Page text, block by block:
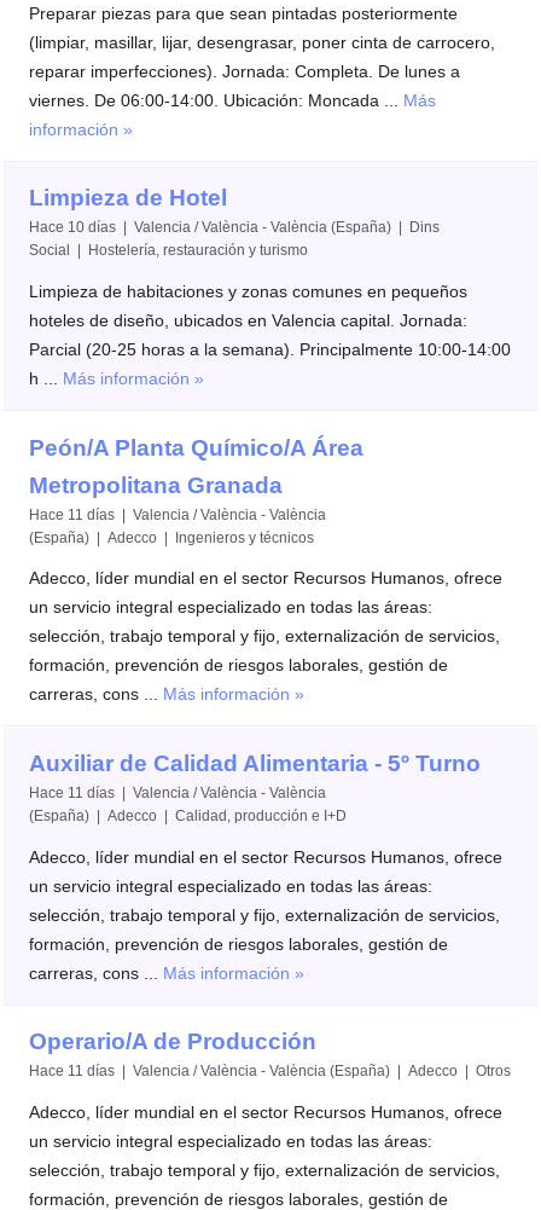
Preparar piezas para que sean pintadas posteriormente
(limpiar, masillar, lijar, desengrasar, poner cinta de carrocero,
reparar imperfecciones). Jornada: Completa. De lunes a
viernes. De 06:00-14:00. Ubicación: Moncada ... Más
información »
Limpieza de Hotel
Hace 10 días | Valencia / València - València (España) | Dins
Social | Hostelería, restauración y turismo
Limpieza de habitaciones y zonas comunes en pequeños
hoteles de diseño, ubicados en Valencia capital. Jornada:
Parcial (20-25 horas a la semana). Principalmente 10:00-14:00
h ... Más información »
Peón/A Planta Químico/A Área
Metropolitana Granada
Hace 11 días | Valencia / València - València
(España) | Adecco | Ingenieros y técnicos
Adecco, líder mundial en el sector Recursos Humanos, ofrece
un servicio integral especializado en todas las áreas:
selección, trabajo temporal y fijo, externalización de servicios,
formación, prevención de riesgos laborales, gestión de
carreras, cons ... Más información »
Auxiliar de Calidad Alimentaria - 5º Turno
Hace 11 días | Valencia / València - València
(España) | Adecco | Calidad, producción e I+D
Adecco, líder mundial en el sector Recursos Humanos, ofrece
un servicio integral especializado en todas las áreas:
selección, trabajo temporal y fijo, externalización de servicios,
formación, prevención de riesgos laborales, gestión de
carreras, cons ... Más información »
Operario/A de Producción
Hace 11 días | Valencia / València - València (España) | Adecco | Otros
Adecco, líder mundial en el sector Recursos Humanos, ofrece
un servicio integral especializado en todas las áreas:
selección, trabajo temporal y fijo, externalización de servicios,
formación, prevención de riesgos laborales, gestión de